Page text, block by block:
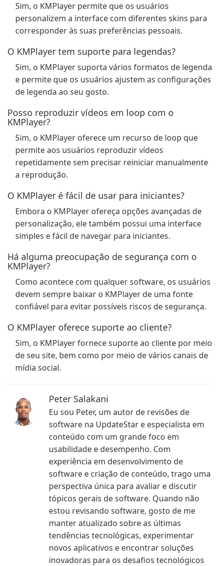
Sim, o KMPlayer permite que os usuários
personalizem a interface com diferentes skins para
corresponder às suas preferências pessoais.
O KMPlayer tem suporte para legendas?
Sim, o KMPlayer suporta vários formatos de legenda
e permite que os usuários ajustem as configurações
de legenda ao seu gosto.
Posso reproduzir vídeos em loop com o
KMPlayer?
Sim, o KMPlayer oferece um recurso de loop que
permite aos usuários reproduzir vídeos
repetidamente sem precisar reiniciar manualmente
a reprodução.
O KMPlayer é fácil de usar para iniciantes?
Embora o KMPlayer ofereça opções avançadas de
personalização, ele também possui uma interface
simples e fácil de navegar para iniciantes.
Há alguma preocupação de segurança com o
KMPlayer?
Como acontece com qualquer software, os usuários
devem sempre baixar o KMPlayer de uma fonte
confiável para evitar possíveis riscos de segurança.
O KMPlayer oferece suporte ao cliente?
Sim, o KMPlayer fornece suporte ao cliente por meio
de seu site, bem como por meio de vários canais de
mídia social.
Peter Salakani
Eu sou Peter, um autor de revisões de
software na UpdateStar e especialista em
conteúdo com um grande foco em
usabilidade e desempenho. Com
experiência em desenvolvimento de
software e criação de conteúdo, trago uma
perspectiva única para avaliar e discutir
tópicos gerais de software. Quando não
estou revisando software, gosto de me
manter atualizado sobre as últimas
tendências tecnológicas, experimentar
novos aplicativos e encontrar soluções
inovadoras para os desafios tecnológicos